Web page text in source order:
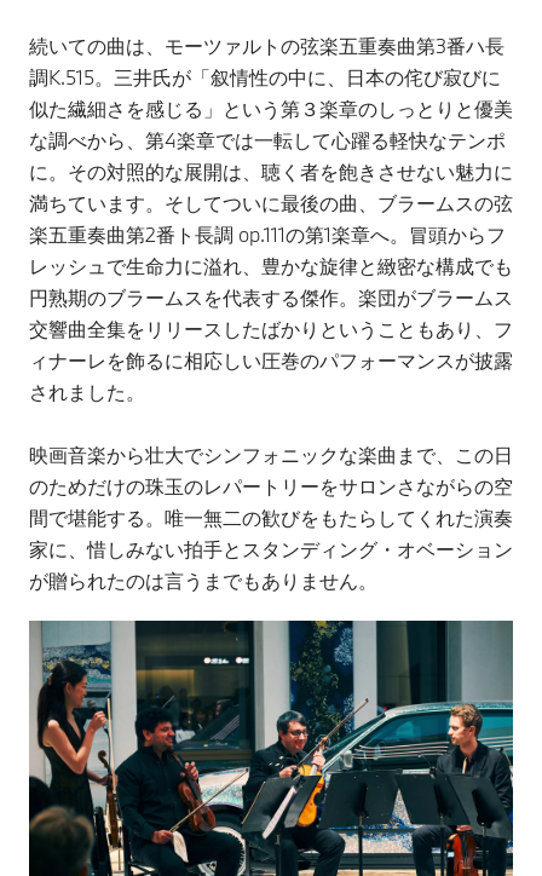
続いての曲は、モーツァルトの弦楽五重奏曲第3番ハ長
調K.515。三井氏が「叙情性の中に、日本の侘び寂びに
似た繊細さを感じる」という第３楽章のしっとりと優美
な調べから、第4楽章では一転して心躍る軽快なテンポ
に。その対照的な展開は、聴く者を飽きさせない魅力に
満ちています。そしてついに最後の曲、ブラームスの弦
楽五重奏曲第2番ト長調 op.111の第1楽章へ。冒頭からフ
レッシュで生命力に溢れ、豊かな旋律と緻密な構成でも
円熟期のブラームスを代表する傑作。楽団がブラームス
交響曲全集をリリースしたばかりということもあり、フ
ィナーレを飾るに相応しい圧巻のパフォーマンスが披露
されました。
映画音楽から壮大でシンフォニックな楽曲まで、この日
のためだけの珠玉のレパートリーをサロンさながらの空
間で堪能する。唯一無二の歓びをもたらしてくれた演奏
家に、惜しみない拍手とスタンディング・オベーション
が贈られたのは言うまでもありません。